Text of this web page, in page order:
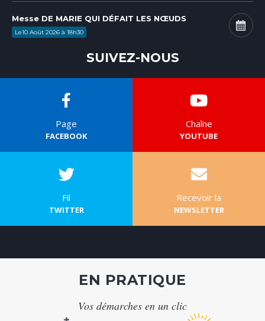
Messe DE MARIE QUI DÉFAIT LES NŒUDS
Le10 Août 2026 à 18h30
SUIVEZ-NOUS
Page
FACEBOOK
Chaîne
YOUTUBE
Fil
TWITTER
Recevoir la
NEWSLETTER
EN PRATIQUE
Vos démarches en un clic